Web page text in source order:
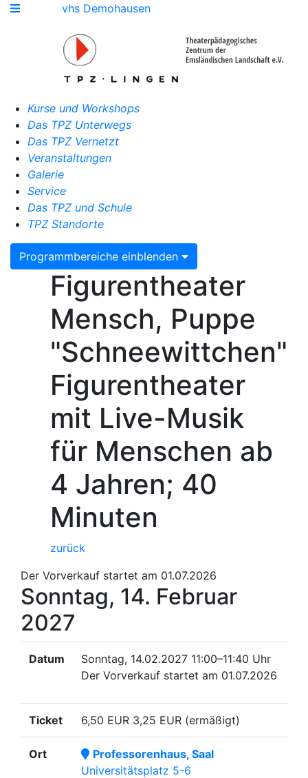
vhs Demohausen
Kurse und Workshops
Das TPZ Unterwegs
Das TPZ Vernetzt
Veranstaltungen
Galerie
Service
Das TPZ und Schule
TPZ Standorte
Programmbereiche einblenden
Figurentheater
Mensch, Puppe
"Schneewittchen"
Figurentheater
mit Live-Musik
für Menschen ab
4 Jahren; 40
Minuten
zurück
Der Vorverkauf startet am 01.07.2026
Sonntag, 14. Februar
2027
Datum Sonntag, 14.02.2027 11:00–11:40 Uhr
Der Vorverkauf startet am 01.07.2026
Ticket 6,50 EUR 3,25 EUR (ermäßigt)
Ort
Professorenhaus, Saal
Universitätsplatz 5-6